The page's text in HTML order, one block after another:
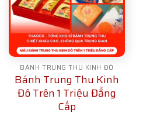
BÁNH TRUNG THU KINH ĐÔ
Bánh Trung Thu Kinh
Đô Trên 1 Triệu Đẳng
Cấp